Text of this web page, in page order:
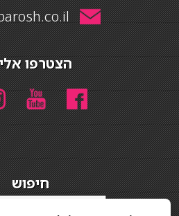
הצטרפו
חיפוש